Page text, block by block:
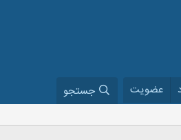
عضویت جستجو